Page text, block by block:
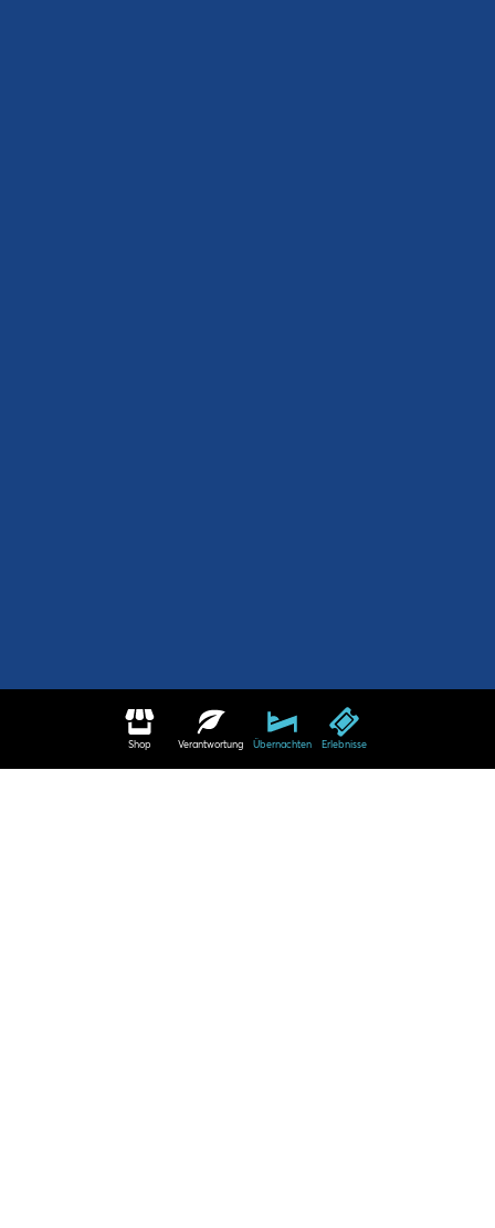
Shop Verantwortung Übernachten Erlebnisse